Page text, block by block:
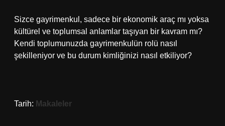
Sizce gayrimenkul, sadece bir ekonomik araç mı yoksa
kültürel ve toplumsal anlamlar taşıyan bir kavram mı?
Kendi toplumunuzda gayrimenkulün rolü nasıl
şekilleniyor ve bu durum kimliğinizi nasıl etkiliyor?
Tarih: Makaleler